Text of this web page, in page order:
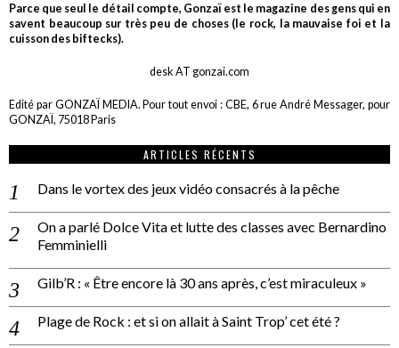
Parce que seul le détail compte, Gonzaï est le magazine des gens qui en
savent beaucoup sur très peu de choses (le rock, la mauvaise foi et la
cuisson des biftecks).
desk AT gonzai.com
Edité par GONZAÏ MEDIA. Pour tout envoi : CBE, 6 rue André Messager, pour
GONZAÏ, 75018 Paris
ARTICLES RÉCENTS
Dans le vortex des jeux vidéo consacrés à la pêche
On a parlé Dolce Vita et lutte des classes avec Bernardino
Femminielli
Gilb’R : « Être encore là 30 ans après, c’est miraculeux »
Plage de Rock : et si on allait à Saint Trop’ cet été ?